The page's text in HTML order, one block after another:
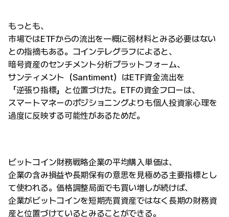
もっとも、
市場ではETFからの流出を一概に弱材料とみる必要はない
との指摘もある。コインテレグラフによると、
暗号資産のセンチメント分析プラットフォーム、
サンティメント（Santiment）はETF資金流出を
「逆張り指標」と位置づけた。ETFの資金フローは、
スマートマネーのポジショニングよりも個人投資家心理を
過度に反映する可能性があるためだ。
ビットコイン財務戦略企業の平均購入単価は、
企業の含み損益や長期保有の意思を見極める主要指標とし
て使われる。価格調整局面でも買い増しが続けば、
企業がビットコインを短期売買資産ではなく長期の財務資
産と位置づけているとみることができる。